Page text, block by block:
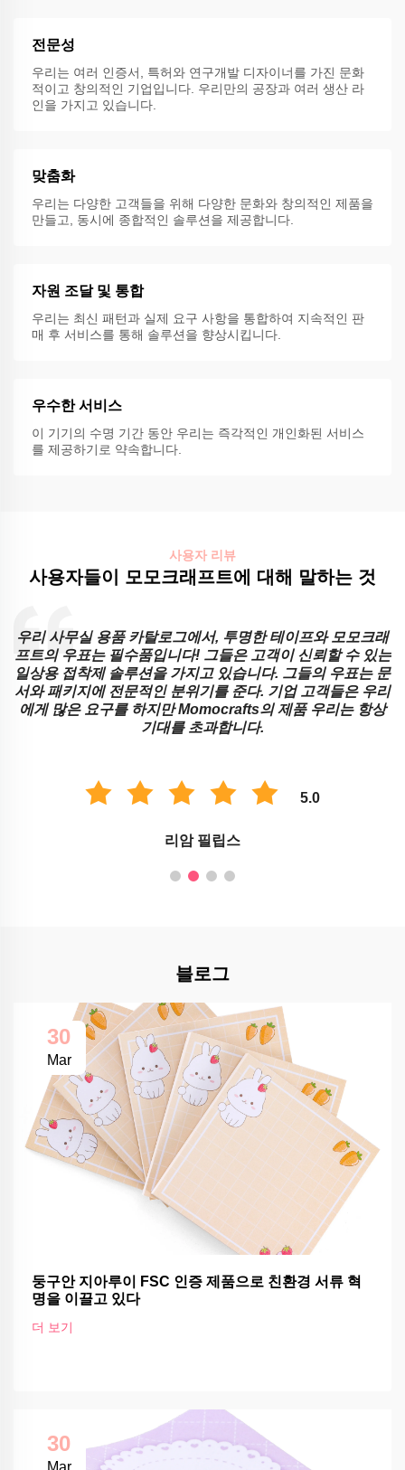
전문성
우리는 여러 인증서, 특허와 연구개발 디자이너를 가진 문화
적이고 창의적인 기업입니다. 우리만의 공장과 여러 생산 라
인을 가지고 있습니다.
맞춤화
우리는 다양한 고객들을 위해 다양한 문화와 창의적인 제품을
만들고, 동시에 종합적인 솔루션을 제공합니다.
자원 조달 및 통합
우리는 최신 패턴과 실제 요구 사항을 통합하여 지속적인 판
매 후 서비스를 통해 솔루션을 향상시킵니다.
우수한 서비스
이 기기의 수명 기간 동안 우리는 즉각적인 개인화된 서비스
를 제공하기로 약속합니다.
사용자 리뷰
사용자들이 모모크래프트에 대해 말하는 것
우리 사무실 용품 카탈로그에서, 투명한 테이프와 모모크래
프트의 우표는 필수품입니다! 그들은 고객이 신뢰할 수 있는
일상용 접착제 솔루션을 가지고 있습니다. 그들의 우표는 문
서와 패키지에 전문적인 분위기를 준다. 기업 고객들은 우리
에게 많은 요구를 하지만 Momocrafts의 제품 우리는 항상
기대를 초과합니다.
5.0
리암 필립스
블로그
30
Mar
둥구안 지아루이 FSC 인증 제품으로 친환경 서류 혁
명을 이끌고 있다
더 보기
30
Mar